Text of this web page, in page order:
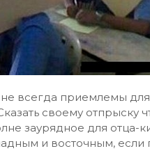
всегда приемлемы
своему отпрыску
заурядное для отца-
и восточным, если